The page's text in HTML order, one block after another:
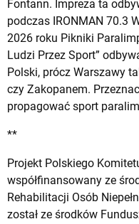
Fontann. Impreza ta
podczas IRONMAN 70.3
2026 roku Pikniki
Ludzi Przez Sport”
Polski, prócz Warszawy
czy Zakopanem.
propagować sport
**
Projekt Polskiego
współfinansowany ze
Rehabilitacji Osób
został ze środków